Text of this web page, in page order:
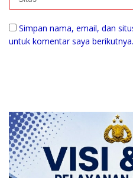
Simpan nama, email, dan
untuk komentar saya berikutnya.